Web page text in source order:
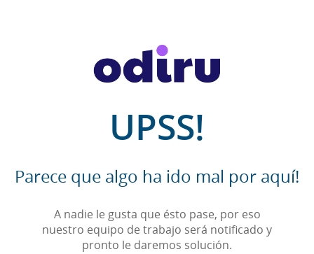
UPSS!
Parece que algo ha ido mal por aquí!
A nadie le gusta que ésto pase, por eso
nuestro equipo de trabajo será notificado y
pronto le daremos solución.